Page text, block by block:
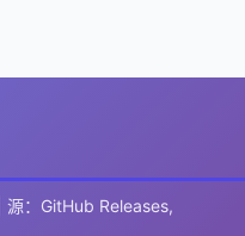
：GitHub Releases,